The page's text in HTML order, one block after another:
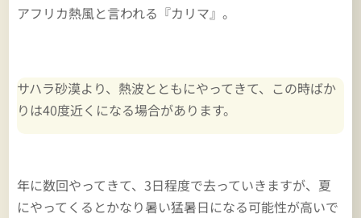
アフリカ熱風と言われる『カリマ』。
サハラ砂漠より、熱波とともにやってきて、この時ばか
りは40度近くになる場合があります。
年に数回やってきて、3日程度で去っていきますが、夏
にやってくるとかなり暑い猛暑日になる可能性が高いで